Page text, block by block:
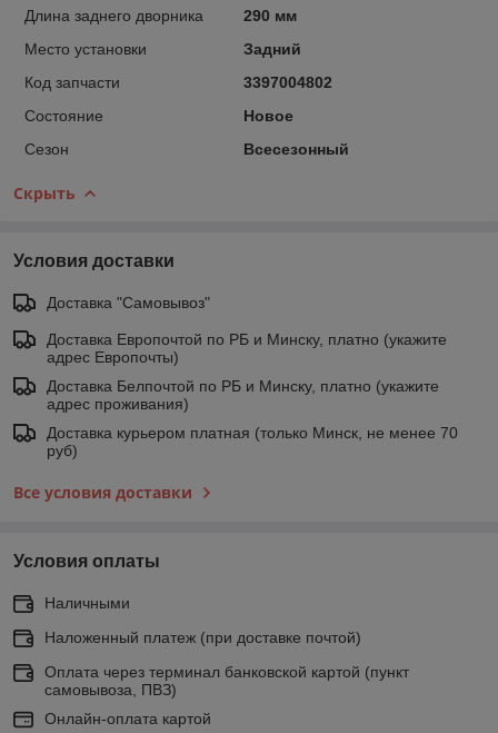
Длина заднего дворника
290 мм
Место установки
Задний
Код запчасти
3397004802
Состояние
Новое
Сезон
Всесезонный
Скрыть
Условия доставки
Доставка "Самовывоз"
Доставка Европочтой по РБ и Минску, платно (укажите
адрес Европочты)
Доставка Белпочтой по РБ и Минску, платно (укажите
адрес проживания)
Доставка курьером платная (только Минск, не менее 70
руб)
Все условия доставки
Условия оплаты
Наличными
Наложенный платеж (при доставке почтой)
Оплата через терминал банковской картой (пункт
самовывоза, ПВЗ)
Онлайн-оплата картой